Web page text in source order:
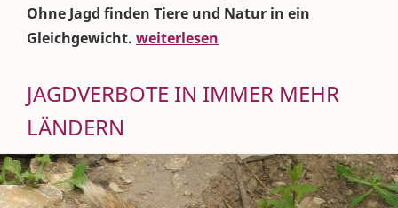
Ohne Jagd finden Tiere und Natur in ein
Gleichgewicht. weiterlesen
JAGDVERBOTE IN IMMER MEHR
LÄNDERN